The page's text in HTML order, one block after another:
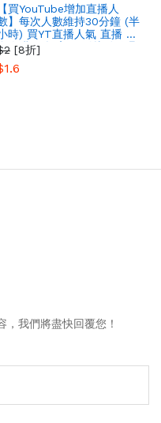
【買YouTube增加直播人
】每次人數維持30分鐘 (半
時) 買YT直播人氣 直播 最
人購買 提高YT影片粉絲曝
光量
[8折]
我們將盡快回覆您！